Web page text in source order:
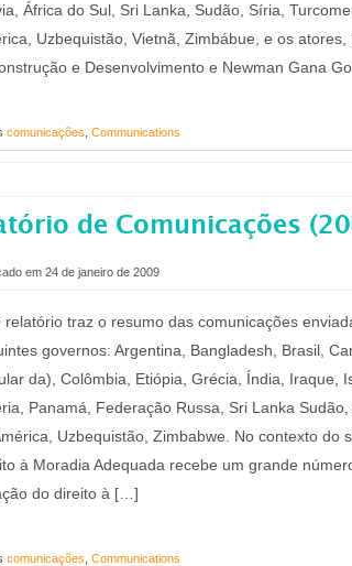
África do Sul, Sri Lanka, Sudão, Síria,
Uzbequistão, Vietnã, Zimbábue, e os
e Desenvolvimento e Newman Gana
comunicações Communications
de Comunicações
em 24 de janeiro de 2009
relatório traz o resumo das comunicações
governos: Argentina, Bangladesh, Brasil,
da), Colômbia, Etiópia, Grécia, Índia, Iraque,
Panamá, Federação Russa, Sri Lanka
Uzbequistão, Zimbabwe. No contexto do
à Moradia Adequada recebe um grande
do direito à […]
comunicações Communications